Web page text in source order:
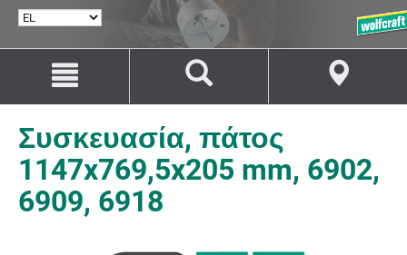
ΕΠΙΛΟΓΉ
Μετάβαση
περιεχόμενο
Μετάβαση
πλοήγηση
Συσκευασία, πάτος
1147x769,5x205 mm, 6902,
6909, 6918